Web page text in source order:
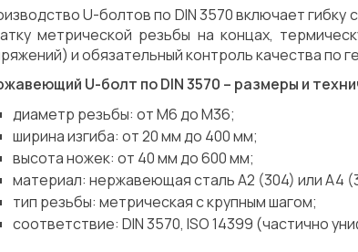
U-болтов по DIN 3570 включает гибку
метрической резьбы на концах,
и обязательный контроль качества по
U-болт по DIN 3570 – размеры и
диаметр резьбы: от М6 до М36;
ширина изгиба: от 20 мм до 400 мм;
высота ножек: от 40 мм до 600 мм;
материал: нержавеющая сталь A2 (304) или A4
тип резьбы: метрическая с крупным шагом;
соответствие: DIN 3570, ISO 14399 (частично